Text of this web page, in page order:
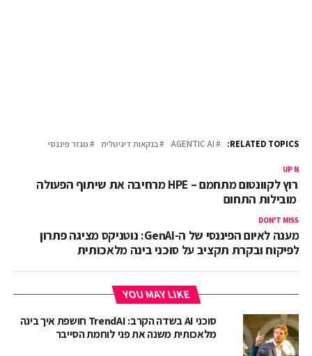
RELATED TOPICS:
AGENTIC AI בנקאות דיגיטלית מגזר פיננסי
UP
המרוץ לקוונטום מתחמם – HPE מרחיבה את שיתוף הפעולה
מובילות התחום
DON'T MISS
מענה לאיום הפיננסי של ה-GenAI: נוטניקס מציגה פתרון
לפיקוח ובקרת תקציב על סוכני בינה מלאכותית
YOU MAY LIKE
סוכני AI בשדה הקרב: TrendAI חושפת איך בינה
מלאכותית משנה את פני לוחמת הסייבר